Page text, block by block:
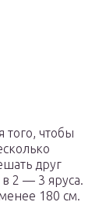
того, чтобы
друг
2 — 3 яруса.
180 см.